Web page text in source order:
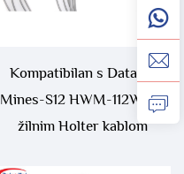
Kompatibilan s Datawe
Mines-S12 HWM-112W 10-
žilnim Holter kablom